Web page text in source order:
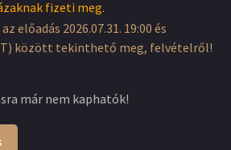
fizeti meg.
előadás 2026.07.31. 19:00 és
között tekinthető meg, felvételről!
már nem kaphatók!